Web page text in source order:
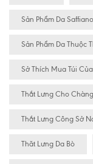
Sản Phẩm Da Saffiano
Sản Phẩm Da Thuộc
Sở Thích Mua Túi
Thắt Lưng Cho
Thắt Lưng Công Sở
Thăt Lưng Da Bò